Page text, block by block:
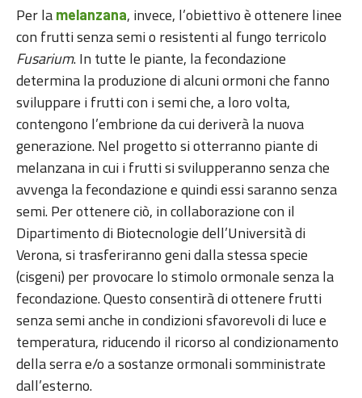
Per la melanzana, invece, l’obiettivo è ottenere linee
con frutti senza semi o resistenti al fungo terricolo
Fusarium. In tutte le piante, la fecondazione
determina la produzione di alcuni ormoni che fanno
sviluppare i frutti con i semi che, a loro volta,
contengono l’embrione da cui deriverà la nuova
generazione. Nel progetto si otterranno piante di
melanzana in cui i frutti si svilupperanno senza che
avvenga la fecondazione e quindi essi saranno senza
semi. Per ottenere ciò, in collaborazione con il
Dipartimento di Biotecnologie dell’Università di
Verona, si trasferiranno geni dalla stessa specie
(cisgeni) per provocare lo stimolo ormonale senza la
fecondazione. Questo consentirà di ottenere frutti
senza semi anche in condizioni sfavorevoli di luce e
temperatura, riducendo il ricorso al condizionamento
della serra e/o a sostanze ormonali somministrate
dall’esterno.